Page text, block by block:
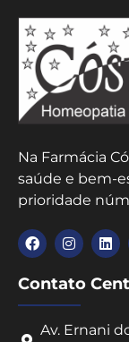
Na Farmácia
saúde e bem-
prioridade
Contato
Av. Ernani